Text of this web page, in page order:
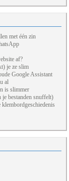
met één zin
af?
je ze slim
Google Assistant
al
is slimmer
bestanden snuffelt)